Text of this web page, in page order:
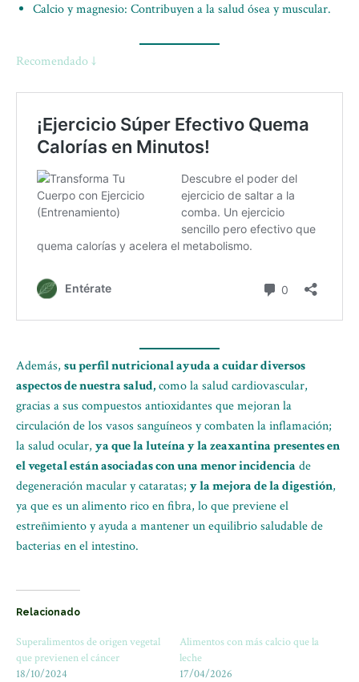
Calcio y magnesio: Contribuyen a la salud ósea y muscular.
Recomendado ↓
Además, su perfil nutricional ayuda a cuidar diversos
aspectos de nuestra salud,como la salud cardiovascular,
gracias a sus compuestos antioxidantes que mejoran la
circulación de los vasos sanguíneos y combaten la inflamación;
la salud ocular, ya que la luteína y la zeaxantina presentes en
el vegetal están asociadas con una menor incidencia de
degeneración macular y cataratas; y la mejora de la digestión,
ya que es un alimento rico en fibra, lo que previene el
estreñimiento y ayuda a mantener un equilibrio saludable de
bacterias en el intestino.
Relacionado
Superalimentos de origen vegetal
que previenen el cáncer
18/10/2024
Alimentos con más calcio que la
leche
17/04/2026